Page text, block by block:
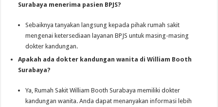
Surabaya menerima pasien BPJS?
Sebaiknya tanyakan langsung kepada pihak rumah sakit
mengenai ketersediaan layanan BPJS untuk masing-masing
dokter kandungan.
Apakah ada dokter kandungan wanita di William Booth
Surabaya?
Ya, Rumah Sakit William Booth Surabaya memiliki dokter
kandungan wanita. Anda dapat menanyakan informasi lebih